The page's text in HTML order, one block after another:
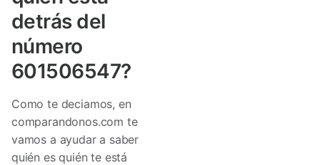
detrás del
número
601506547?
Como te deciamos, en
comparandonos.com te
vamos a ayudar a saber
quién es quién te está